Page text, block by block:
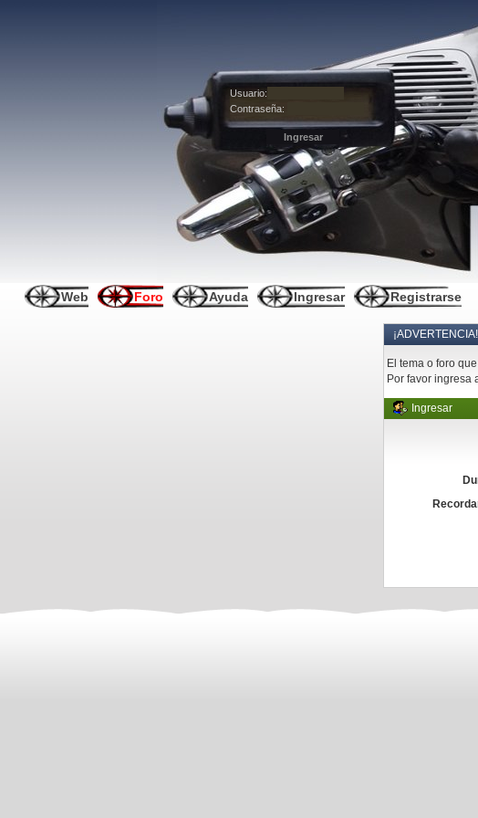
Usuario:
Contraseña:
Web Foro Ayuda Ingresar Registrarse
¡ADVERTENCIA!
El tema o foro
Por favor ingresa
Ingresar